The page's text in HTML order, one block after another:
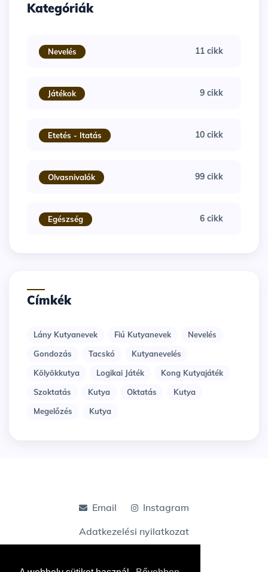
Kategóriák
Nevelés 11 cikk
Játékok 9 cikk
Etetés - Itatás 10 cikk
Olvasnivalók 99 cikk
Egészség 6 cikk
Címkék
Lány Kutyanevek Fiú Kutyanevek
Nevelés
Gondozás
Tacskó
Kutyanevelés
Kölyökkutya
Logikai Játék
Kong Kutyajáték
Szoktatás
Kutya Oktatás
Kutya
Megelőzés
Kutya
Email
Instagram
Adatkezelési nyilatkozat